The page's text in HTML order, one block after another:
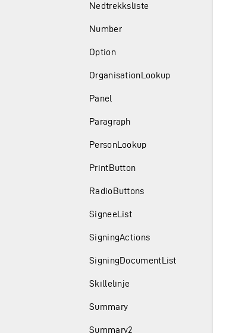
Nedtrekksliste
Number
Option
OrganisationLookup
Panel
Paragraph
PersonLookup
PrintButton
RadioButtons
SigneeList
SigningActions
SigningDocumentList
Skillelinje
Summary
Summary2